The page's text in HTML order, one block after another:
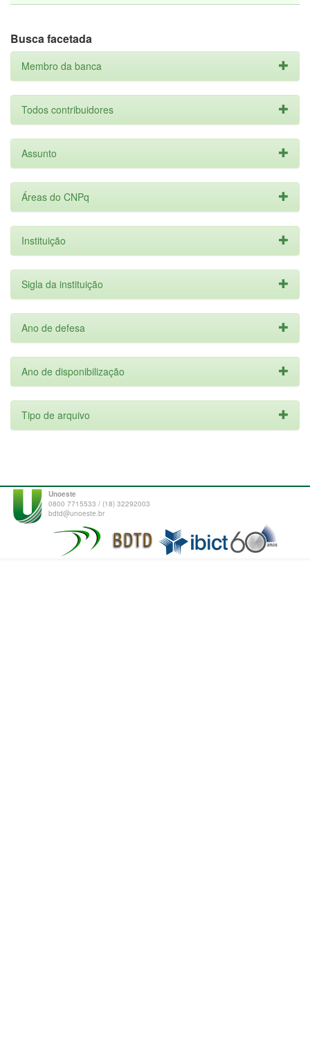
Busca facetada
Membro da banca
Todos contribuidores
Assunto
Áreas do CNPq
Instituição
Sigla da instituição
Ano de defesa
Ano de disponibilização
Tipo de arquivo
Unoeste
0800 7715533 / (18) 32292003
bdtd@unoeste.br